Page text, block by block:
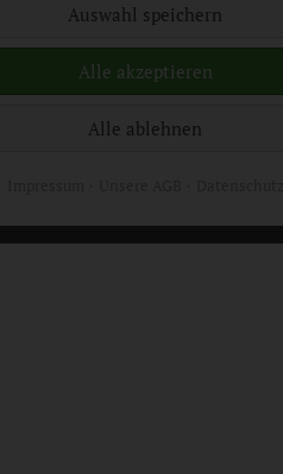
Auswahl speichern
Alle akzeptieren
Alle ablehnen